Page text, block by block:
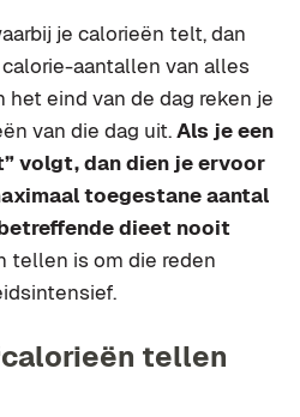
je calorieën telt, dan
aantallen van alles
het eind van de dag reken je
van die dag uit.Als je een
volgt, dan dien je ervoor
toegestane aantal
dieet nooit
tellen is om die reden
tellen